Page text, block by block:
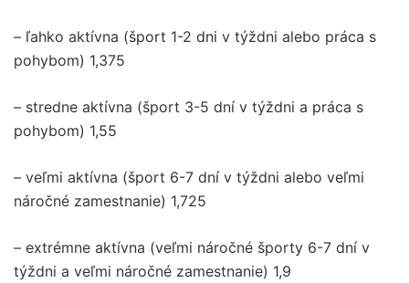
– ľahko aktívna (šport 1-2 dni v týždni alebo práca s
pohybom) 1,375
– stredne aktívna (šport 3-5 dní v týždni a práca s
pohybom) 1,55
– veľmi aktívna (šport 6-7 dní v týždni alebo veľmi
náročné zamestnanie) 1,725
– extrémne aktívna (veľmi náročné športy 6-7 dní v
týždni a veľmi náročné zamestnanie) 1,9